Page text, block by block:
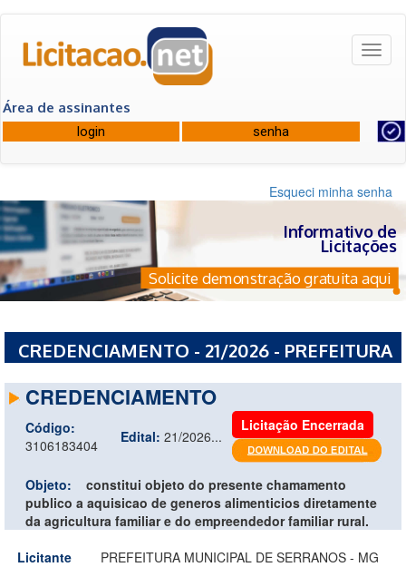
Área de assinantes
Esqueci minha senha
Informativo de
Licitações
Solicite demonstração gratuita aqui
CREDENCIAMENTO - 21/2026 - PREFEITURA
CREDENCIAMENTO
Código:
3106183404
Edital: 21/2026...
Licitação Encerrada
Objeto:
constitui objeto do presente chamamento
publico a aquisicao de generos alimenticios diretamente
da agricultura familiar e do empreendedor familiar rural.
Licitante
PREFEITURA MUNICIPAL DE SERRANOS - MG